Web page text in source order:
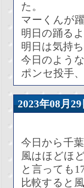
た。
マーくんが
明日の踊る
明日は気持
今日のよう
ポンセ投手
2023年08
今日から千
風はほどほ
と言っても
比較すると